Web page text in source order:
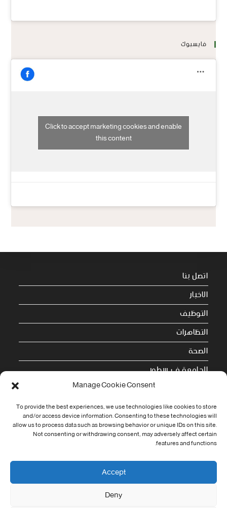
Manage Cookie Consent
To provide the best experiences, we use technologies like cookies to store
and/or access device information. Consenting to these technologies will
allow us to process data such as browsing behavior or unique IDs on this site.
Not consenting or withdrawing consent, may adversely affect certain
features and functions.
Accept
Deny
فايسبوك
Click to accept marketing cookies and enable
this content
اتصل بنا
الاخبار
التوظيف
التظاهرات
الصحة
الجامعة في سطور
Cookie Policy (EU)
معلومات الاتصال
Address:
جامعة العربي التبسي طريق قسنطينة - تبسة